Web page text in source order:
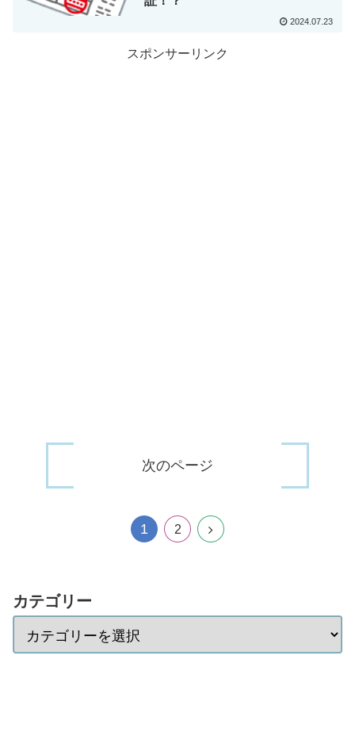
2024.07.23
スポンサーリンク
次のページ
1 2
カテゴリー